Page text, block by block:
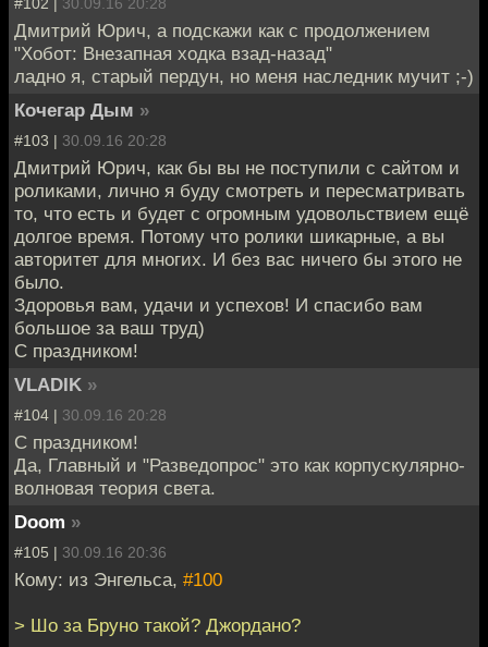
Дмитрий Юрич, а подскажи как с продолжением
"Хобот: Внезапная ходка взад-назад"
ладно я, старый пердун, но меня наследник мучит ;-)
Кочегар Дым »
#103 | 30.09.16 20:28
Дмитрий Юрич, как бы вы не поступили с сайтом и
роликами, лично я буду смотреть и пересматривать
то, что есть и будет с огромным удовольствием ещё
долгое время. Потому что ролики шикарные, а вы
авторитет для многих. И без вас ничего бы этого не
было.
Здоровья вам, удачи и успехов! И спасибо вам
большое за ваш труд)
С праздником!
VLADIK »
#104 | 30.09.16 20:28
С праздником!
Да, Главный и "Разведопрос" это как корпускулярно-
волновая теория света.
Doom »
#105 | 30.09.16 20:36
Кому: из Энгельса, #100
> Шо за Бруно такой? Джордано?